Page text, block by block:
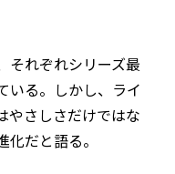
それぞれシリーズ最
いる。しかし、ライ
やさしさだけではな
だと語る。